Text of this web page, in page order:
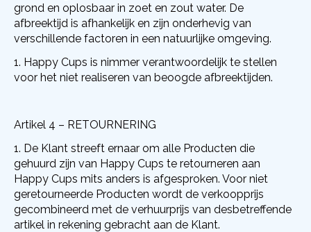
grond en oplosbaar in zoet en zout water. De
afbreektijd is afhankelijk en zijn onderhevig van
verschillende factoren in een natuurlijke omgeving.
Happy Cups is nimmer verantwoordelijk te stellen
voor het niet realiseren van beoogde afbreektijden.
Artikel 4 – RETOURNERING
De Klant streeft ernaar om alle Producten die
gehuurd zijn van Happy Cups te retourneren aan
Happy Cups mits anders is afgesproken. Voor niet
geretourneerde Producten wordt de verkoopprijs
gecombineerd met de verhuurprijs van desbetreffende
artikel in rekening gebracht aan de Klant.